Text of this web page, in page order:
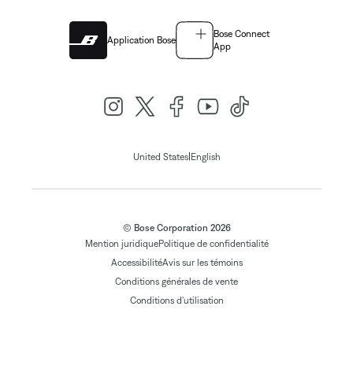
Application Bose
Bose Connect
App
United States| English
© Bose Corporation 2026
Mention juridiquePolitique de confidentialité
AccessibilitéAvis sur les témoins
Conditions générales de vente
Conditions d'utilisation